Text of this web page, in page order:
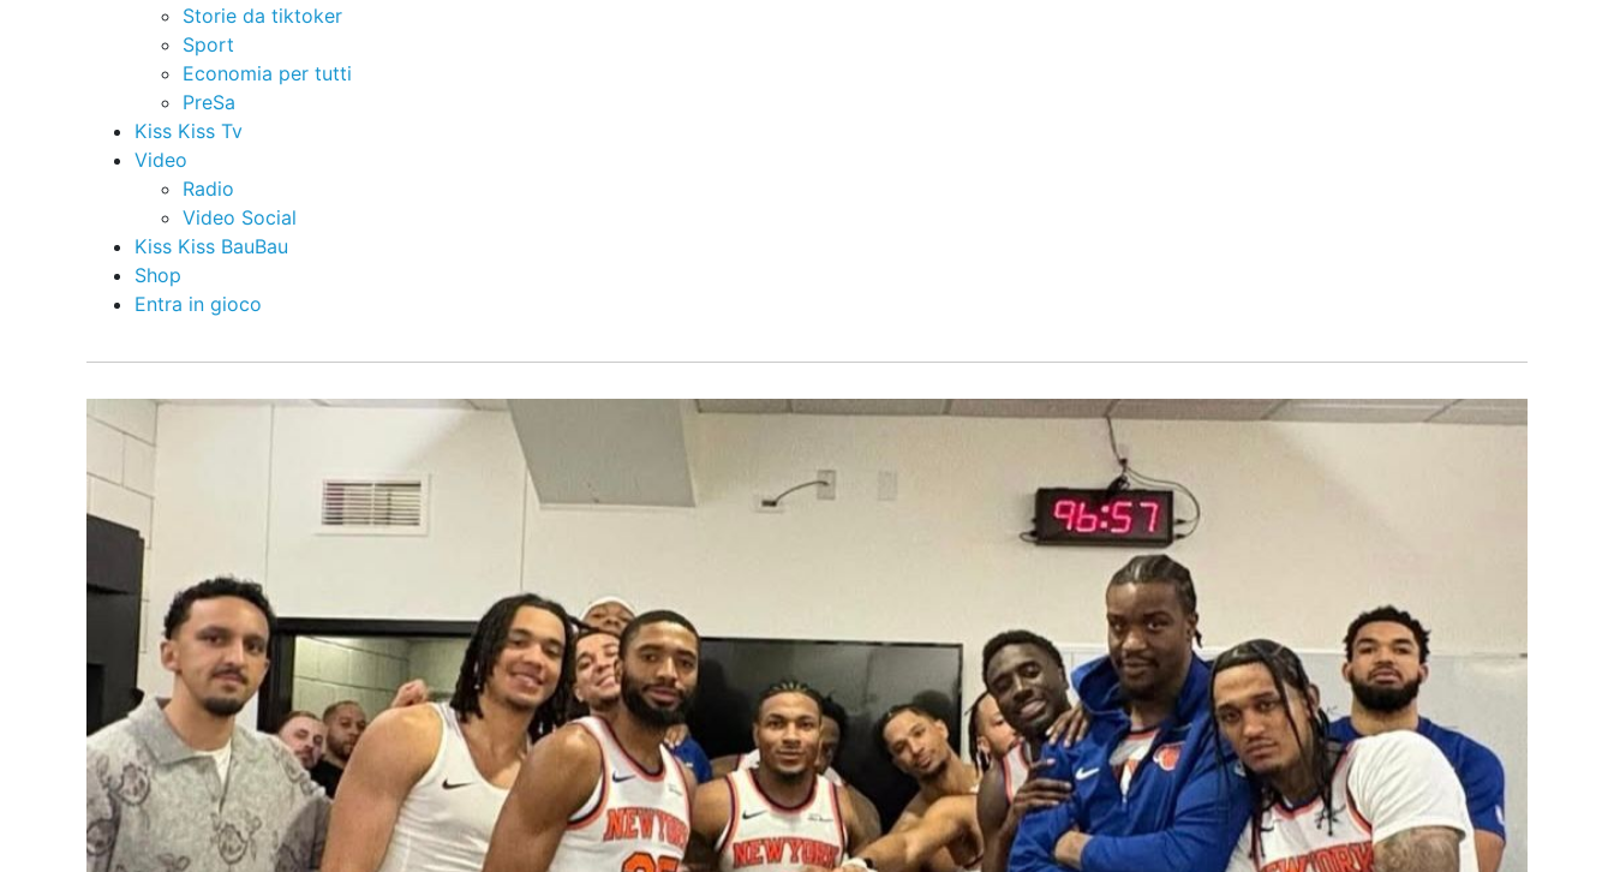
Storie da tiktoker
Sport
Economia per tutti
PreSa
Kiss Kiss Tv
Video
Radio
Video Social
Kiss Kiss BauBau
Shop
Entra in gioco